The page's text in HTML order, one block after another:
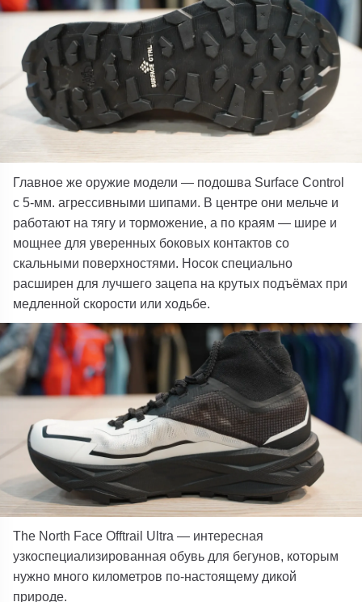
Главное же оружие модели — подошва Surface Control
с 5-мм. агрессивными шипами. В центре они мельче и
работают на тягу и торможение, а по краям — шире и
мощнее для уверенных боковых контактов со
скальными поверхностями. Носок специально
расширен для лучшего зацепа на крутых подъёмах при
медленной скорости или ходьбе.
The North Face Offtrail Ultra — интересная
узкоспециализированная обувь для бегунов, которым
нужно много километров по-настоящему дикой
природе.